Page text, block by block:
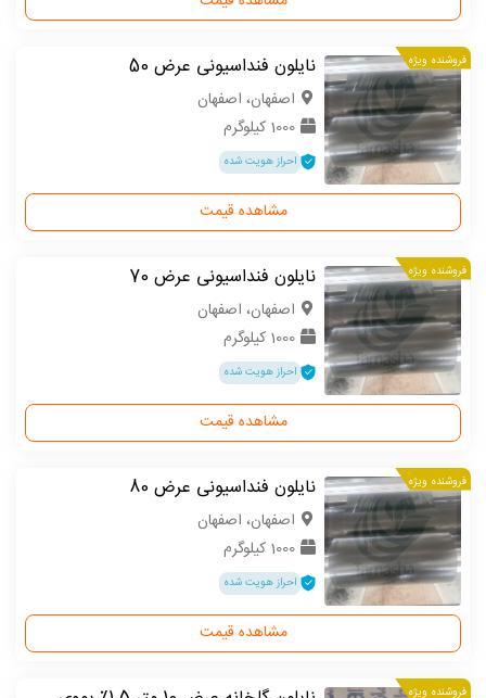
فروشنده ویژه نایلون فنداسیونی عرض 50
اصفهان، اصفهان
1000 کیلوگرم
احراز هویت شده
مشاهده قیمت
فروشنده ویژه نایلون فنداسیونی عرض 70
اصفهان، اصفهان
1000 کیلوگرم
احراز هویت شده
مشاهده قیمت
فروشنده ویژه نایلون فنداسیونی عرض 80
اصفهان، اصفهان
1000 کیلوگرم
احراز هویت شده
مشاهده قیمت
فروشنده ویژه